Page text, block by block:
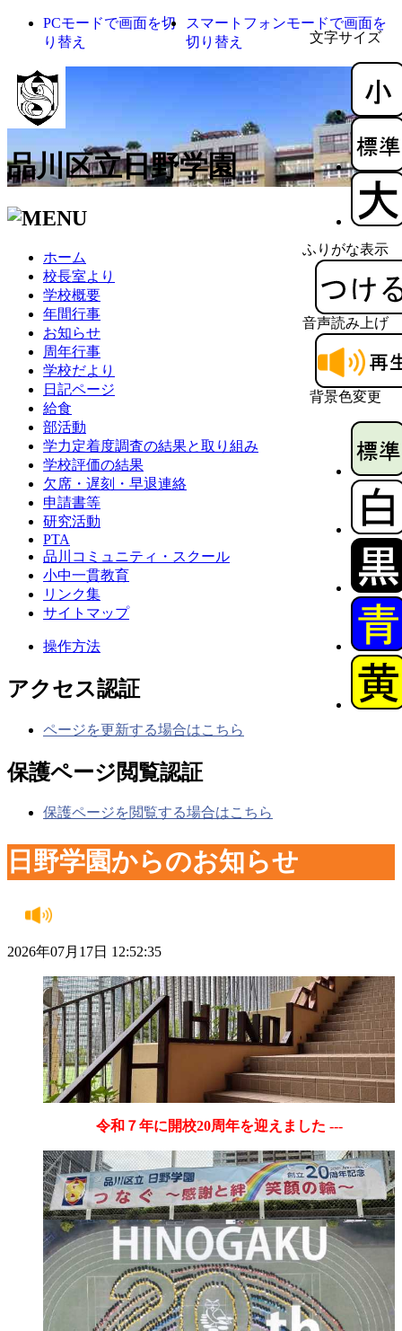
文字サイズ
ふりがな表示
音声読み上げ
背景色変更
PCモードで画面を切
り替え
スマートフォンモードで画面を
切り替え
品川区立日野学園
ホーム
校長室より
学校概要
年間行事
お知らせ
周年行事
学校だより
日記ページ
給食
部活動
学力定着度調査の結果と取り組み
学校評価の結果
欠席・遅刻・早退連絡
申請書等
研究活動
PTA
品川コミュニティ・スクール
小中一貫教育
リンク集
サイトマップ
操作方法
アクセス認証
ページを更新する場合はこちら
保護ページ閲覧認証
保護ページを閲覧する場合はこちら
日野学園からのお知らせ
2026年07月17日 12:52:35
令和７年に開校20周年を迎えました ---